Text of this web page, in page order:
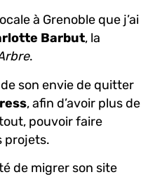
à Grenoble que j’ai
Barbut, la
.
son envie de quitter
, afin d’avoir plus de
pouvoir faire
projets.
de migrer son site